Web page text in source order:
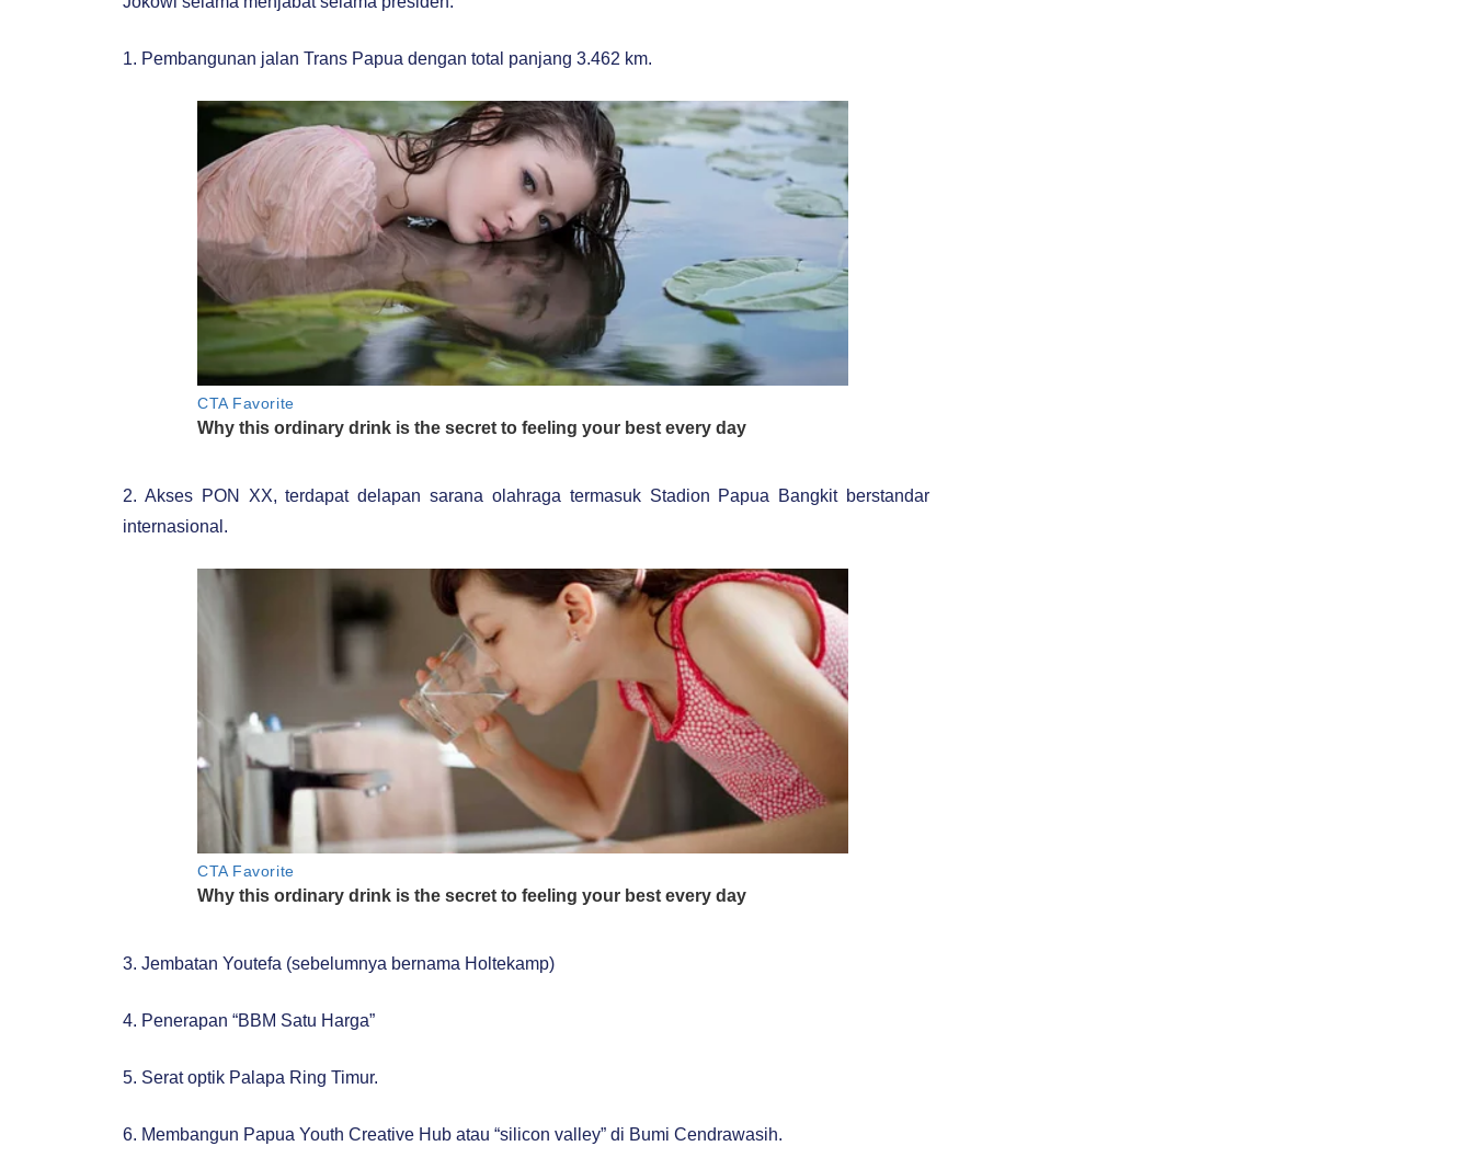
1. Pembangunan jalan Trans Papua dengan total panjang 3.462 km.
2. Akses PON XX, terdapat delapan sarana olahraga termasuk Stadion Papua Bangkit berstandar
internasional.
3. Jembatan Youtefa (sebelumnya bernama Holtekamp)
4. Penerapan “BBM Satu Harga”
5. Serat optik Palapa Ring Timur.
6. Membangun Papua Youth Creative Hub atau “silicon valley” di Bumi Cendrawasih.